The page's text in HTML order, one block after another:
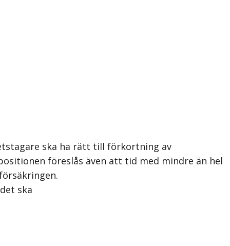
ska ha rätt till förkortning av
föreslås även att tid med mindre än hel
ska